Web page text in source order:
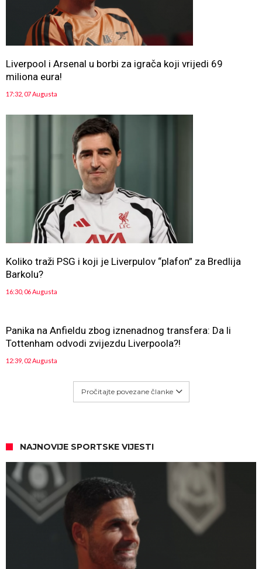
Liverpool i Arsenal u borbi za igrača koji vrijedi 69
miliona eura!
17:32, 07 Augusta
Koliko traži PSG i koji je Liverpulov “plafon” za Bredlija
Barkolu?
16:30, 06 Augusta
Panika na Anfieldu zbog iznenadnog transfera: Da li
Tottenham odvodi zvijezdu Liverpoola?!
12:39, 02 Augusta
Pročitajte povezane članke
NAJNOVIJE SPORTSKE VIJESTI